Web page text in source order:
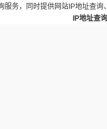
服务，同时提供网站IP地址查
IP地址查